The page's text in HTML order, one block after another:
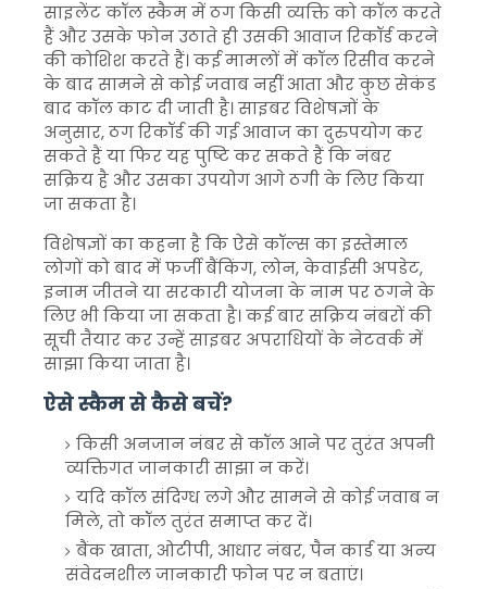
साइलेंट कॉल स्कैम में ठग किसी व्यक्ति को कॉल करते
हैं और उसके फोन उठाते ही उसकी आवाज रिकॉर्ड करने
की कोशिश करते हैं। कई मामलों में कॉल रिसीव करने
के बाद सामने से कोई जवाब नहीं आता और कुछ सेकंड
बाद कॉल काट दी जाती है। साइबर विशेषज्ञों के
अनुसार, ठग रिकॉर्ड की गई आवाज का दुरुपयोग कर
सकते हैं या फिर यह पुष्टि कर सकते हैं कि नंबर
सक्रिय है और उसका उपयोग आगे ठगी के लिए किया
जा सकता है।
विशेषज्ञों का कहना है कि ऐसे कॉल्स का इस्तेमाल
लोगों को बाद में फर्जी बैंकिंग, लोन, केवाईसी अपडेट,
इनाम जीतने या सरकारी योजना के नाम पर ठगने के
लिए भी किया जा सकता है। कई बार सक्रिय नंबरों की
सूची तैयार कर उन्हें साइबर अपराधियों के नेटवर्क में
साझा किया जाता है।
ऐसे स्कैम से कैसे बचें?
किसी अनजान नंबर से कॉल आने पर तुरंत अपनी
व्यक्तिगत जानकारी साझा न करें।
यदि कॉल संदिग्ध लगे और सामने से कोई जवाब न
मिले, तो कॉल तुरंत समाप्त कर दें।
बैंक खाता, ओटीपी, आधार नंबर, पैन कार्ड या अन्य
संवेदनशील जानकारी फोन पर न बताएं।